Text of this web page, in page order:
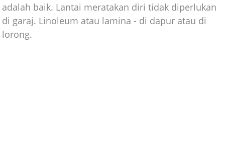
adalah baik. Lantai meratakan diri tidak diperlukan
di garaj. Linoleum atau lamina - di dapur atau di
lorong.